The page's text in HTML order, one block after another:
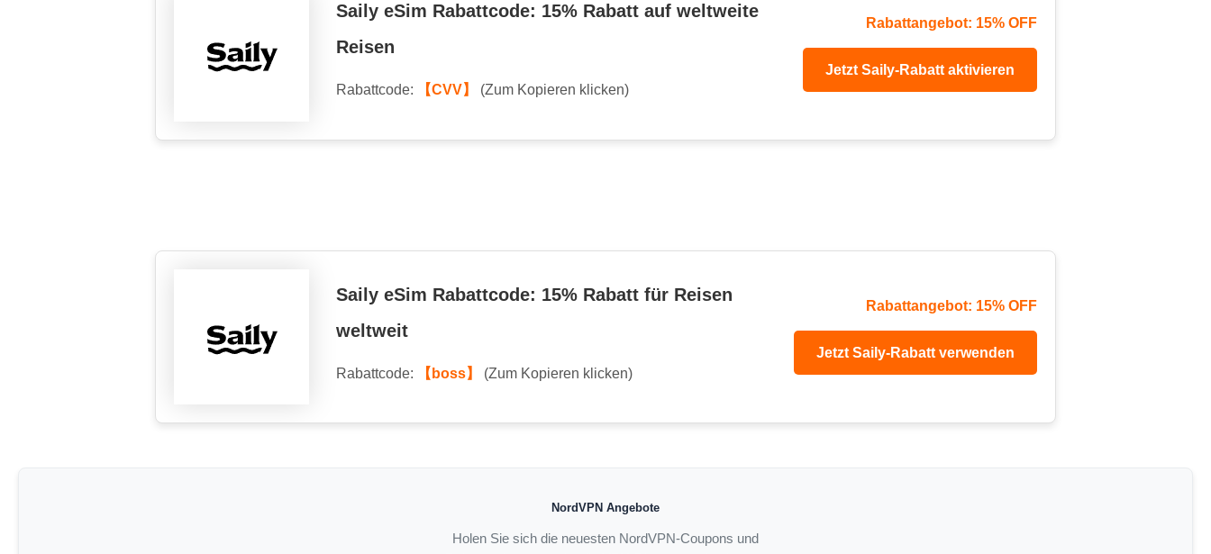
Saily eSim Rabattcode: 15% Rabatt auf weltweite
Reisen
Rabattcode: 【CVV】 (Zum Kopieren klicken)
Rabattangebot: 15% OFF
Jetzt Saily-Rabatt aktivieren
Saily eSim Rabattcode: 15% Rabatt für Reisen
weltweit
Rabattcode: 【boss】 (Zum Kopieren klicken)
Rabattangebot: 15% OFF
Jetzt Saily-Rabatt verwenden
NordVPN Angebote
Holen Sie sich die neuesten NordVPN-Coupons und